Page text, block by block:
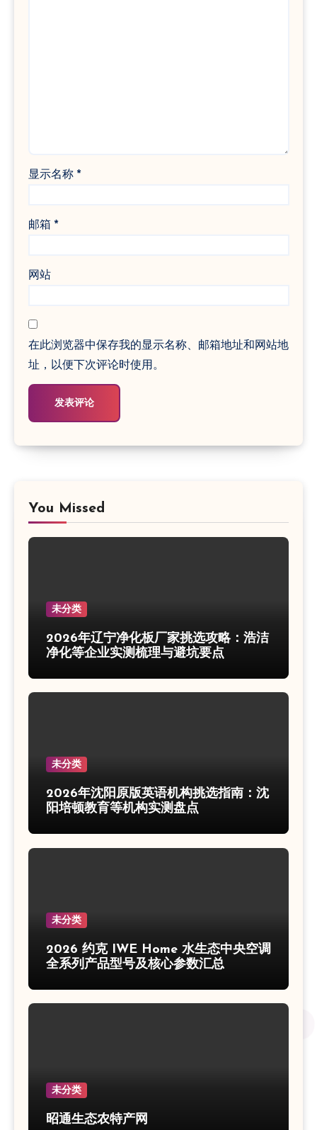
显示名称 *
邮箱 *
网站
在此浏览器中保存我的显示名称、邮箱地址和网站地
址，以便下次评论时使用。
You Missed
未分类
2026年辽宁净化板厂家挑选攻略：浩洁
净化等企业实测梳理与避坑要点
未分类
2026年沈阳原版英语机构挑选指南：沈
阳培顿教育等机构实测盘点
未分类
2026 约克 IWE Home 水生态中央空调
全系列产品型号及核心参数汇总
未分类
昭通生态农特产网